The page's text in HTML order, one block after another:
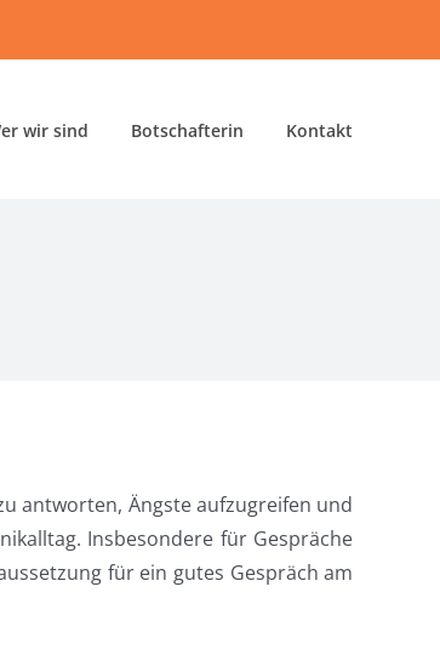
wir sind Botschafterin Kontakt
antworten, Ängste aufzugreifen und
Insbesondere für Gespräche
für ein gutes Gespräch am